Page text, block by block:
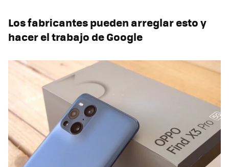
Los fabricantes pueden arreglar esto y
hacer el trabajo de Google